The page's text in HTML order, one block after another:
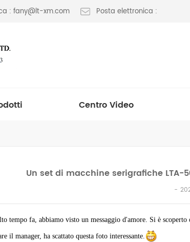
: fany@lt-xm.com Posta elettronica :
Centro Video
Un set di macchine serigrafiche LTA-
tempo fa, abbiamo visto un messaggio d'amore. Si è
il manager, ha scattato questa foto interessante.